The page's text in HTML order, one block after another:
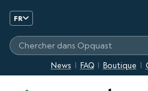
FR
News FAQ Boutique
Chercher sur les sites